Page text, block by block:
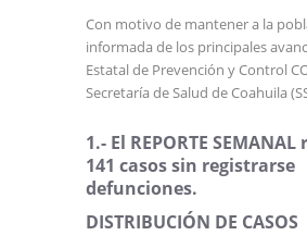
Con motivo de mantener a la
informada de los principales
Estatal de Prevención y Control
Secretaría de Salud de Coahuila
1.- El REPORTE
141 casos sin registrarse
defunciones.
DISTRIBUCIÓN DE CASOS